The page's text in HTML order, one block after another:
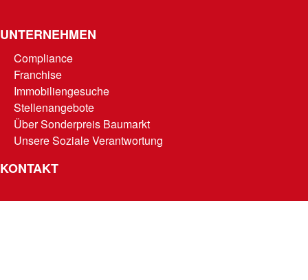
UNTERNEHMEN
Compliance
Franchise
Immobiliengesuche
Stellenangebote
Über Sonderpreis Baumarkt
Unsere Soziale Verantwortung
KONTAKT